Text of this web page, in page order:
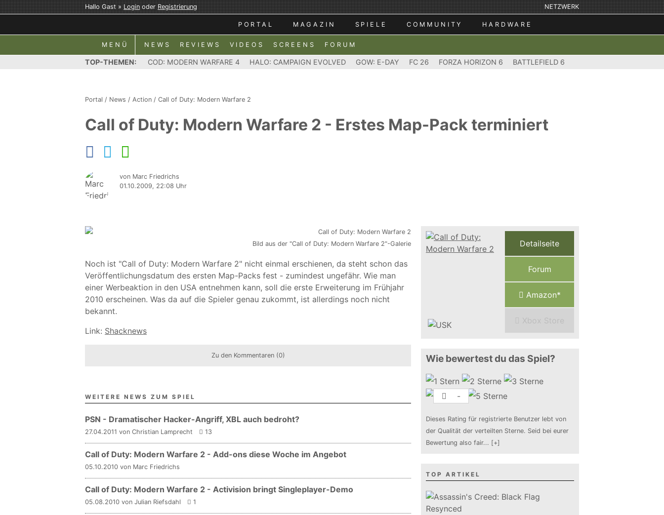
Hallo Gast »LoginoderRegistrierung NETZWERK
PORTAL MAGAZIN SPIELE COMMUNITY HARDWARE
MENÜ NEWS REVIEWS VIDEOS SCREENS FORUM
TOP-THEMEN: COD: MODERN WARFARE 4 HALO: CAMPAIGN EVOLVED GOW: E-DAY FC 26 FORZA HORIZON 6 BATTLEFIELD 6
Portal / News / Action / Call of Duty: Modern Warfare 2
Call of Duty: Modern Warfare 2 - Erstes Map-Pack terminiert
von Marc Friedrichs
01.10.2009, 22:08 Uhr
Bild aus der "Call of Duty: Modern Warfare 2"-Galerie
Noch ist "Call of Duty: Modern Warfare 2" nicht einmal erschienen, da steht schon das
Veröffentlichungsdatum des ersten Map-Packs fest - zumindest ungefähr. Wie man
einer Werbeaktion in den USA entnehmen kann, soll die erste Erweiterung im Frühjahr
2010 erscheinen. Was da auf die Spieler genau zukommt, ist allerdings noch nicht
bekannt.
Link: Shacknews
Zu den Kommentaren (0)
WEITERE NEWS ZUM SPIEL
PSN - Dramatischer Hacker-Angriff, XBL auch bedroht?
27.04.2011 von Christian Lamprecht 13
Call of Duty: Modern Warfare 2 - Add-ons diese Woche im Angebot
05.10.2010 von Marc Friedrichs
Call of Duty: Modern Warfare 2 - Activision bringt Singleplayer-Demo
05.08.2010 von Julian Riefsdahl 1
Detailseite
Forum
Amazon*
Xbox Store
Wie bewertest du das Spiel?
-
Dieses Rating für registrierte Benutzer lebt von
der Qualität der verteilten Sterne. Seid bei eurer
Bewertung also fair... [+]
TOP ARTIKEL